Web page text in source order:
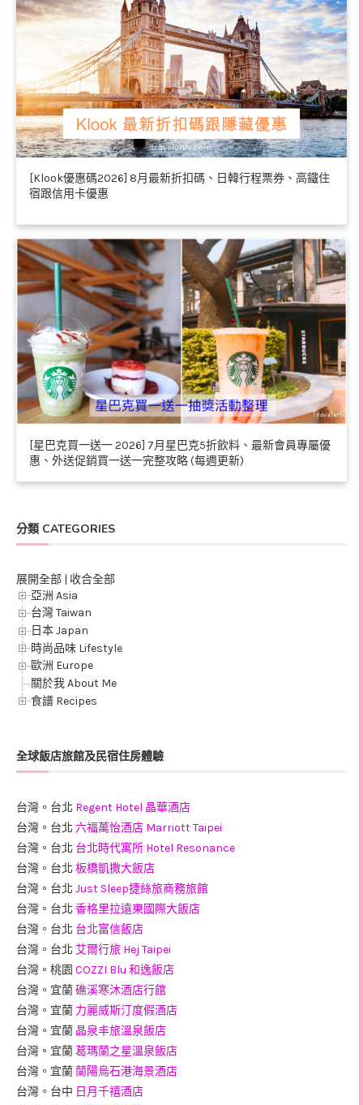
[Klook優惠碼2026] 8月最新折扣碼、日韓行程票券、高鐵住
宿跟信用卡優惠
[星巴克買一送一 2026] 7月星巴克5折飲料、最新會員專屬優
惠、外送促銷買一送一完整攻略 (每週更新)
分類 CATEGORIES
展開全部 | 收合全部
亞洲 Asia
台灣 Taiwan
日本 Japan
時尚品味 Lifestyle
歐洲 Europe
關於我 About Me
食譜 Recipes
全球飯店旅館及民宿住房體驗
台灣。台北 Regent Hotel 晶華酒店
台灣。台北 六福萬怡酒店 Marriott Taipei
台灣。台北 台北時代寓所 Hotel Resonance
台灣。台北 板橋凱撒大飯店
台灣。台北 Just Sleep捷絲旅商務旅館
台灣。台北 香格里拉遠東國際大飯店
台灣。台北 台北富信飯店
台灣。台北 艾爾行旅 Hej Taipei
台灣。桃園 COZZI Blu 和逸飯店
台灣。宜蘭礁溪寒沐酒店行館
台灣。宜蘭 力麗威斯汀度假酒店
台灣。宜蘭 晶泉丰旅溫泉飯店
台灣。宜蘭葛瑪蘭之星溫泉飯店
台灣。宜蘭蘭陽烏石港海景酒店
台灣。台中 日月千禧酒店